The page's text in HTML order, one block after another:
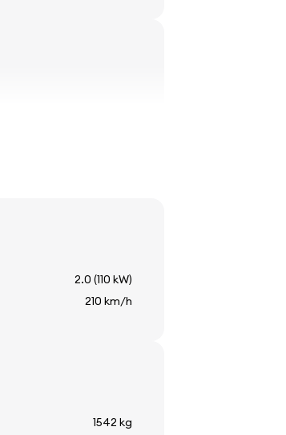
2.0 (110 kW)
210 km/h
1542 kg